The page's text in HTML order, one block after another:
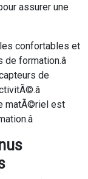
assurer une
confortables et
formation.â
de
matÃ©riel est